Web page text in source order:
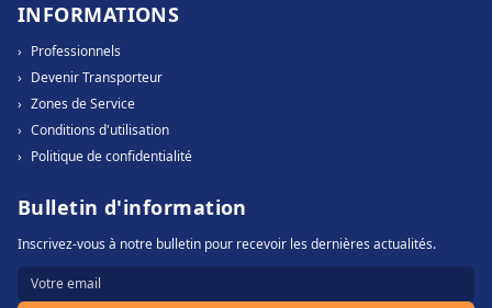
INFORMATIONS
› Professionnels
› Devenir Transporteur
› Zones de Service
› Conditions d'utilisation
› Politique de confidentialité
Bulletin d'information
Inscrivez-vous à notre bulletin pour recevoir les dernières actualités.